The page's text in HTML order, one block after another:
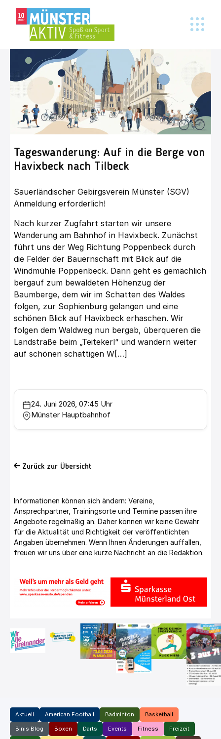
Tageswanderung: Auf in die Berge von
Havixbeck nach Tilbeck
Sauerländischer Gebirgsverein Münster (SGV)
Anmeldung erforderlich!
Nach kurzer Zugfahrt starten wir unsere
Wanderung am Bahnhof in Havixbeck. Zunächst
führt uns der Weg Richtung Poppenbeck durch
die Felder der Bauernschaft mit Blick auf die
Windmühle Poppenbeck. Dann geht es gemächlich
bergauf zum bewaldeten Höhenzug der
Baumberge, dem wir im Schatten des Waldes
folgen, zur Sophienburg gelangen und eine
schönen Blick auf Havixbeck erhaschen. Wir
folgen dem Waldweg nun bergab, überqueren die
Landstraße beim „Teitekerl“ und wandern weiter
auf schönen schattigen W[…]
24. Juni 2026, 07:45 Uhr
Münster Hauptbahnhof
Zurück zur Übersicht
Informationen können sich ändern: Vereine,
Ansprechpartner, Trainingsorte und Termine passen ihre
Angebote regelmäßig an. Daher können wir keine Gewähr
für die Aktualität und Richtigkeit der veröffentlichten
Angaben übernehmen. Wenn Ihnen Änderungen auffallen,
freuen wir uns über eine kurze Nachricht an die Redaktion.
Aktuell American Football Badminton Basketball
Binis Blog Boxen Darts Events Fitness Freizeit